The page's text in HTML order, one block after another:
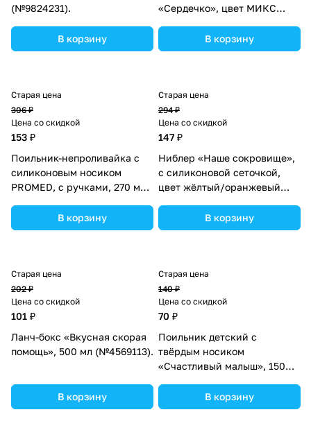
(№9824231).
В корзину
«Сердечко», цвет МИКС
В корзину
Старая цена
306 ₽
Цена со скидкой
153 ₽
Поильник-непроливайка с
силиконовым носиком
PROMED, с ручками, 270 мл.,
В корзину
Старая цена
294 ₽
Цена со скидкой
147 ₽
Ниблер «Наше сокровище»,
с силиконовой сеточкой,
цвет жёлтый/оранжевый
В корзину
Старая цена
202 ₽
Цена со скидкой
101 ₽
Ланч-бокс «Вкусная скорая
помощь», 500 мл (№4569113).
В корзину
Старая цена
140 ₽
Цена со скидкой
70 ₽
Поильник детский с
твёрдым носиком
«Счастливый малыш», 150
(№2586513).В корзину